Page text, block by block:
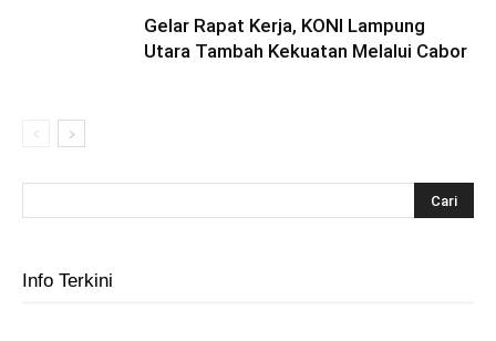
Gelar Rapat Kerja, KONI Lampung
Utara Tambah Kekuatan Melalui Cabor
Info Terkini